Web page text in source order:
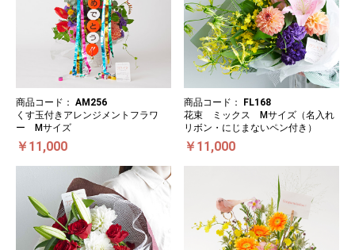
商品コード： AM256
くす玉付きアレンジメントフラワ
ー Mサイズ
￥11,000
商品コード：
FL168
花束 ミックス Mサイズ（名入れ
リボン・にじまないペン付き）
￥11,000